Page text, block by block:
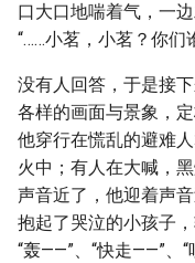
口大口地喘着气，一
“……小茗，小茗？你们
没有人回答，于是接
各样的画面与景象，
他穿行在慌乱的避难
火中；有人在大喊，
声音近了，他迎着声
抱起了哭泣的小孩子
“轰——”、“快走——”、